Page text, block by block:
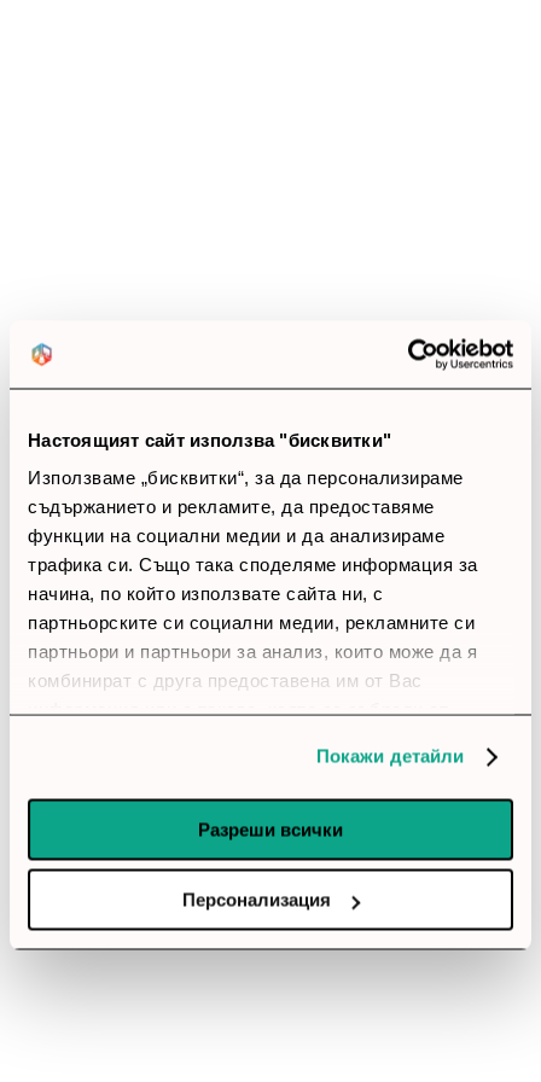
Настоящият сайт използва "бисквитки"
Използваме „бисквитки“, за да персонализираме
съдържанието и рекламите, да предоставяме
функции на социални медии и да анализираме
трафика си. Също така споделяме информация за
начина, по който използвате сайта ни, с
партньорските си социални медии, рекламните си
партньори и партньори за анализ, които може да я
комбинират с друга предоставена им от Вас
информация или с такава, която са събрали от
Покажи детайли
Разреши всички
Персонализация